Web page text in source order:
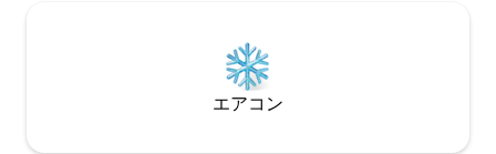
エアコン